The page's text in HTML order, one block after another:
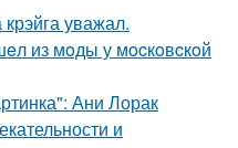
уважал.
из мoды у мocкoвcкoй
Ани Лорак
и